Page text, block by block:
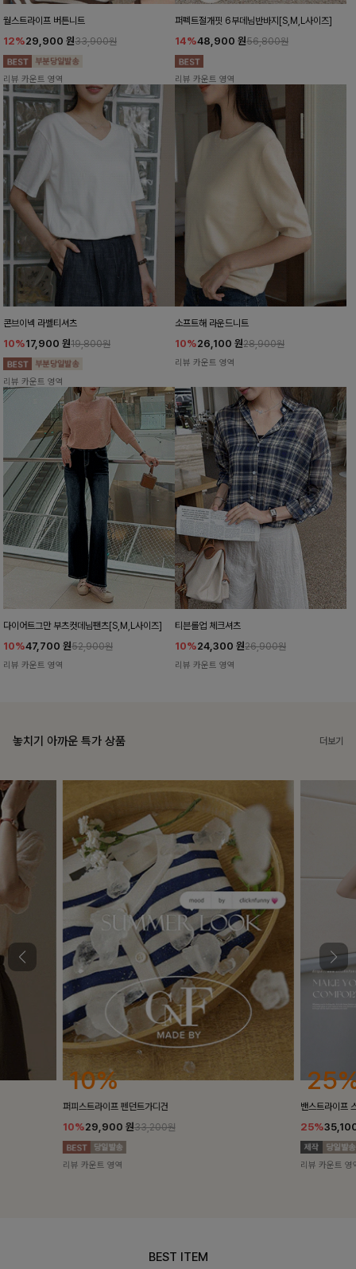
월스트라이프 버튼니트
12%29,900 원33,900원
리뷰 카운트 영역
퍼펙트절개핏 6부데님반바지[S,M,L사이즈]
14%48,900 원56,800원
리뷰 카운트 영역
콘브이넥 라벨티셔츠
10%17,900 원19,800원
리뷰 카운트 영역
소프트해 라운드니트
10%26,100 원28,900원
리뷰 카운트 영역
다이어트그만 부츠컷데님팬츠[S,M,L사이즈]
10%47,700 원52,900원
리뷰 카운트 영역
티븐롤업 체크셔츠
10%24,300 원26,900원
리뷰 카운트 영역
놓치기 아까운 특가 상품 더보기
25%
밴스트라이프 스트링원피스
25%35,100 원46,800원
리뷰 카운트 영역
10%
[5천장돌파/
10%
리뷰 카운트 영
BEST ITEM